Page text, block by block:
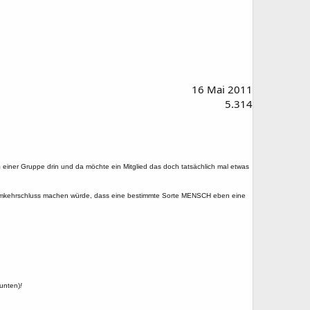
16 Mai 2011
5.314
Gruppe drin und da möchte ein Mitglied das doch tatsächlich mal etwas
machen würde, dass eine bestimmte Sorte MENSCH eben eine
!